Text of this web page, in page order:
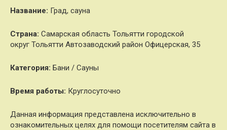
Название: Град, сауна
Страна: Самарская область Тольятти городской
округ Тольятти Автозаводский район Офицерская, 35
Категория: Бани / Сауны
Время работы: Круглосуточно
Данная информация представлена исключительно в
ознакомительных целях для помощи посетителям сайта в